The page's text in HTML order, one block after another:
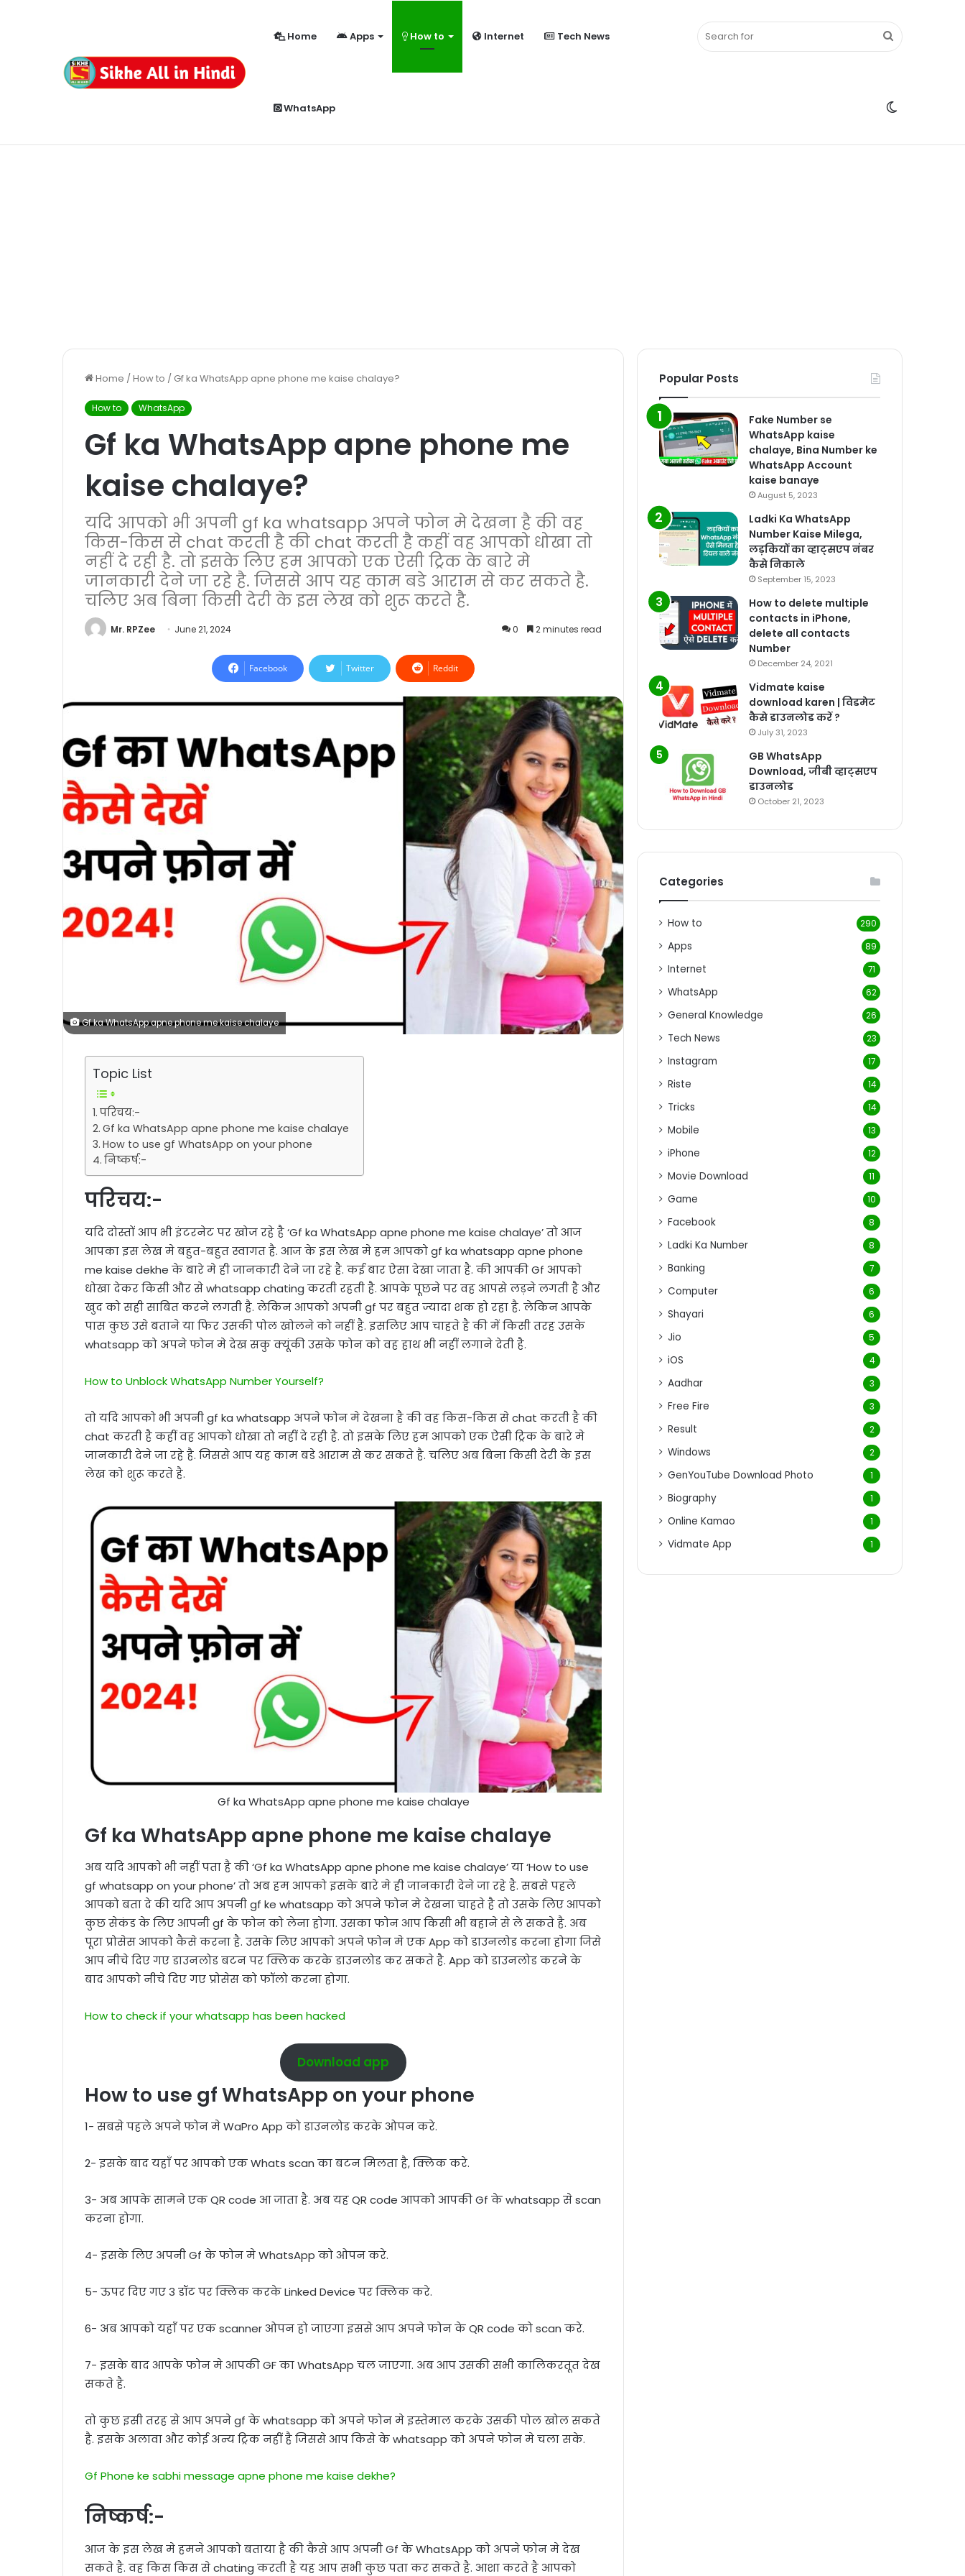
Home Apps How to Internet Tech News
WhatsApp
Search
for
Home /How to / Gf ka WhatsApp apne phone me kaise chalaye?
How to WhatsApp
Gf ka WhatsApp apne phone me
kaise chalaye?
यदि आपको भी अपनी gf ka whatsapp अपने फोन मे देखना है की वह
किस-किस से chat करती है की chat करती है कहीं वह आपको धोखा तो
नहीं दे रही है. तो इसके लिए हम आपको एक ऐसी ट्रिक के बारे मे
जानकारी देने जा रहे है. जिससे आप यह काम बडे आराम से कर सकते है.
चलिए अब बिना किसी देरी के इस लेख को शुरू करते है.
Mr. RPZee June 21, 2024 0 2 minutes read
Facebook Twitter Reddit
Gf ka WhatsApp apne phone me kaise chalaye
Topic List
परिचय:-
Gf ka WhatsApp apne phone me kaise chalaye
How to use gf WhatsApp on your phone
निष्कर्ष:-
परिचय:-
यदि दोस्तों आप भी इंटरनेट पर खोज रहे है ‘Gf ka WhatsApp apne phone me kaise chalaye’ तो आज
आपका इस लेख मे बहुत-बहुत स्वागत है. आज के इस लेख मे हम आपको gf ka whatsapp apne phone
me kaise dekhe के बारे मे ही जानकारी देने जा रहे है. कई बार ऐसा देखा जाता है. की आपकी Gf आपको
धोखा देकर किसी और से whatsapp chating करती रहती है. आपके पूछने पर वह आपसे लड़ने लगती है और
खुद को सही साबित करने लगती है. लेकिन आपको अपनी gf पर बहुत ज्यादा शक हो रहा है. लेकिन आपके
पास कुछ उसे बताने या फिर उसकी पोल खोलने को नहीं है. इसलिए आप चाहते है की में किसी तरह उसके
whatsapp को अपने फोन मे देख सकु क्यूंकी उसके फोन को वह हाथ भी नहीं लगाने देती है.
How to Unblock WhatsApp Number Yourself?
तो यदि आपको भी अपनी gf ka whatsapp अपने फोन मे देखना है की वह किस-किस से chat करती है की
chat करती है कहीं वह आपको धोखा तो नहीं दे रही है. तो इसके लिए हम आपको एक ऐसी ट्रिक के बारे मे
जानकारी देने जा रहे है. जिससे आप यह काम बडे आराम से कर सकते है. चलिए अब बिना किसी देरी के इस
लेख को शुरू करते है.
Gf ka WhatsApp apne phone me kaise chalaye
Gf ka WhatsApp apne phone me kaise chalaye
अब यदि आपको भी नहीं पता है की ‘Gf ka WhatsApp apne phone me kaise chalaye’ या ‘How to use
gf whatsapp on your phone’ तो अब हम आपको इसके बारे मे ही जानकारी देने जा रहे है. सबसे पहले
आपको बता दे की यदि आप अपनी gf ke whatsapp को अपने फोन मे देखना चाहते है तो उसके लिए आपको
कुछ सेकंड के लिए आपनी gf के फोन को लेना होगा. उसका फोन आप किसी भी बहाने से ले सकते है. अब
पूरा प्रोसेस आपको कैसे करना है. उसके लिए आपको अपने फोन मे एक App को डाउनलोड करना होगा जिसे
आप नीचे दिए गए डाउनलोड बटन पर क्लिक करके डाउनलोड कर सकते है. App को डाउनलोड करने के
बाद आपको नीचे दिए गए प्रोसेस को फॉलो करना होगा.
How to check if your whatsapp has been hacked
Download app
How to use gf WhatsApp on your phone
1- सबसे पहले अपने फोन मे WaPro App को डाउनलोड करके ओपन करे.
2- इसके बाद यहाँ पर आपको एक Whats scan का बटन मिलता है, क्लिक करे.
3- अब आपके सामने एक QR code आ जाता है. अब यह QR code आपको आपकी Gf के whatsapp से scan
करना होगा.
4- इसके लिए अपनी Gf के फोन मे WhatsApp को ओपन करे.
5- ऊपर दिए गए 3 डॉट पर क्लिक करके Linked Device पर क्लिक करे.
6- अब आपको यहाँ पर एक scanner ओपन हो जाएगा इससे आप अपने फोन के QR code को scan करे.
7- इसके बाद आपके फोन मे आपकी GF का WhatsApp चल जाएगा. अब आप उसकी सभी कालिकरतूत देख
सकते है.
तो कुछ इसी तरह से आप अपने gf के whatsapp को अपने फोन मे इस्तेमाल करके उसकी पोल खोल सकते
है. इसके अलावा और कोई अन्य ट्रिक नहीं है जिससे आप किसे के whatsapp को अपने फोन मे चला सके.
Gf Phone ke sabhi message apne phone me kaise dekhe?
निष्कर्ष:-
आज के इस लेख मे हमने आपको बताया है की कैसे आप अपनी Gf के WhatsApp को अपने फोन मे देख
सकते है. वह किस किस से chating करती है यह आप सभी कुछ पता कर सकते है. आशा करते है आपको
Popular Posts
Fake Number se
WhatsApp kaise
chalaye, Bina Number ke
WhatsApp Account
kaise banaye
August 5, 2023
Ladki Ka WhatsApp
Number Kaise Milega,
लड़कियों का व्हाट्सएप नंबर
कैसे निकाले
September 15, 2023
How to delete multiple
contacts in iPhone,
delete all contacts
Number
December 24, 2021
Vidmate kaise
download karen | विडमेट
कैसे डाउनलोड करें ?
July 31, 2023
GB WhatsApp
Download, जीबी व्हाट्सएप
डाउनलोड
October 21, 2023
Categories
How to 290
Apps 89
Internet 71
WhatsApp 62
General Knowledge 26
Tech News 23
Instagram 17
Riste 14
Tricks 14
Mobile 13
iPhone 12
Movie Download 11
Game 10
Facebook 8
Ladki Ka Number 8
Banking 7
Computer 6
Shayari 6
Jio 5
iOS 4
Aadhar 3
Free Fire 3
Result 2
Windows 2
GenYouTube Download Photo 1
Biography 1
Online Kamao 1
Vidmate App 1